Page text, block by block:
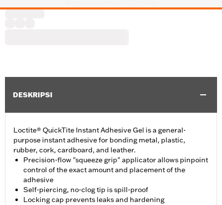
DESKRIPSI
Loctite® QuickTite Instant Adhesive Gel is a general-
purpose instant adhesive for bonding metal, plastic,
rubber, cork, cardboard, and leather.
Precision-flow "squeeze grip" applicator allows pinpoint
control of the exact amount and placement of the
adhesive
Self-piercing, no-clog tip is spill-proof
Locking cap prevents leaks and hardening